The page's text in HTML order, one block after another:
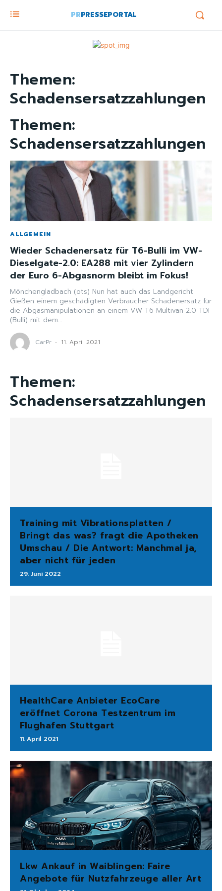
PRPRESSEPORTAL
Themen:
Schadensersatzzahlungen
Themen:
Schadensersatzzahlungen
ALLGEMEIN
Wieder Schadenersatz für T6-Bulli im VW-
Dieselgate-2.0: EA288 mit vier Zylindern
der Euro 6-Abgasnorm bleibt im Fokus!
Mönchengladbach (ots) Nun hat auch das Landgericht
Gießen einem geschädigten Verbraucher Schadenersatz für
die Abgasmanipulationen an einem VW T6 Multivan 2.0 TDI
(Bulli) mit dem...
CarPr - 11. April 2021
Themen:
Schadensersatzzahlungen
Training mit Vibrationsplatten /
Bringt das was? fragt die Apotheken
Umschau / Die Antwort: Manchmal ja,
aber nicht für jeden
29. Juni 2022
HealthCare Anbieter EcoCare
eröffnet Corona Testzentrum im
Flughafen Stuttgart
11. April 2021
Lkw Ankauf in Waiblingen: Faire
Angebote für Nutzfahrzeuge aller Art